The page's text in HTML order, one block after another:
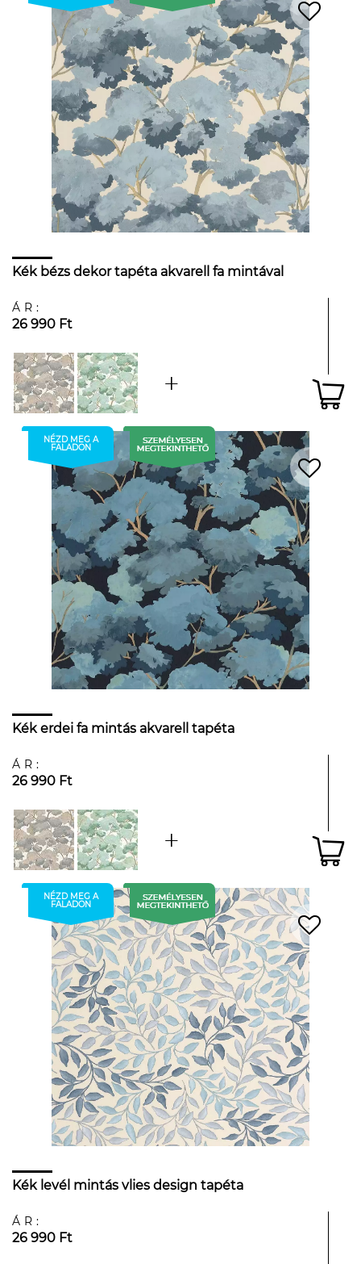
Kék bézs dekor tapéta akvarell fa mintával
ÁR:
26 990 Ft
NÉZD MEG A
FALADON
Kék erdei fa mintás akvarell tapéta
ÁR:
26 990 Ft
NÉZD MEG A
FALADON
Kék levél mintás vlies design tapéta
ÁR:
26 990 Ft